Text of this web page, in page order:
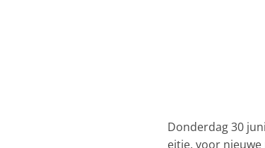
Donderdag 30
eitje, voor